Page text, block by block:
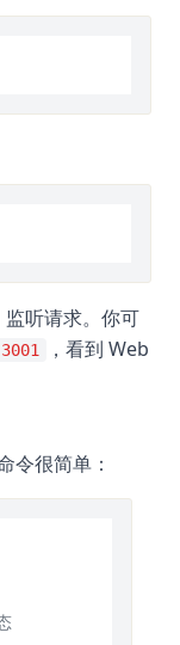
监听请求。你可
，看到 Web
令很简单：